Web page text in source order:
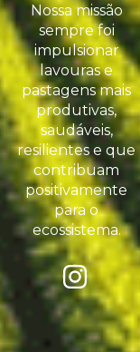
Nossa missão
sempre foi
impulsionar
lavouras e
pastagens mais
produtivas,
saudáveis,
resilientes e que
contribuam
positivamente
para o
ecossistema.